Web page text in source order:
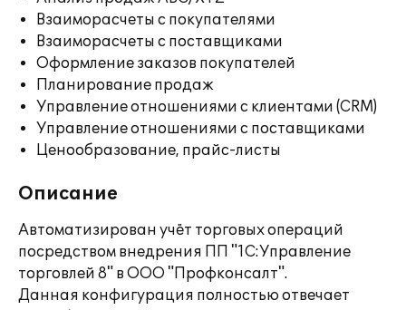
Взаиморасчеты с покупателями
Взаиморасчеты с поставщиками
Оформление заказов покупателей
Планирование продаж
Управление отношениями с клиентами (CRM)
Управление отношениями с поставщиками
Ценообразование, прайс-листы
Описание
Автоматизирован учёт торговых операций
посредством внедрения ПП "1С:Управление
торговлей 8" в ООО "Профконсалт".
Данная конфигурация полностью отвечает